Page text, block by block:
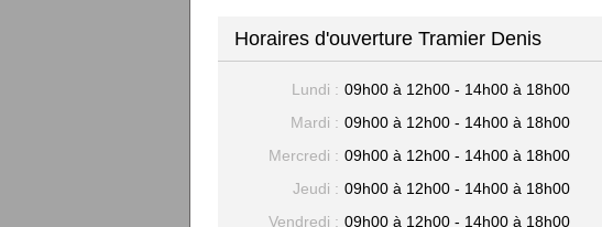
Horaires d'ouverture Tramier Denis
Lundi : 09h00 à 12h00 - 14h00 à 18h00
Mardi : 09h00 à 12h00 - 14h00 à 18h00
Mercredi : 09h00 à 12h00 - 14h00 à 18h00
Jeudi : 09h00 à 12h00 - 14h00 à 18h00
Vendredi : 09h00 à 12h00 - 14h00 à 18h00